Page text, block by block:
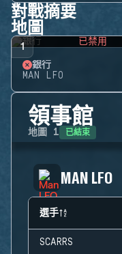
對戰摘要
地圖
1 已禁用
銀行
MAN LFO
領事館
地圖 1 已結束
MAN LFO
選手
SCARRS